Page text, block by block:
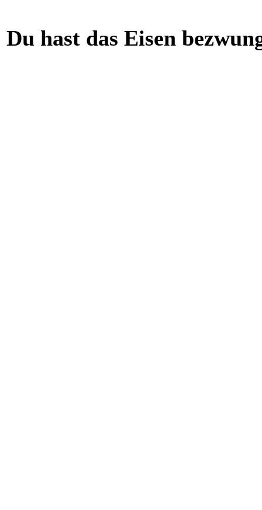
Du hast das Eisen